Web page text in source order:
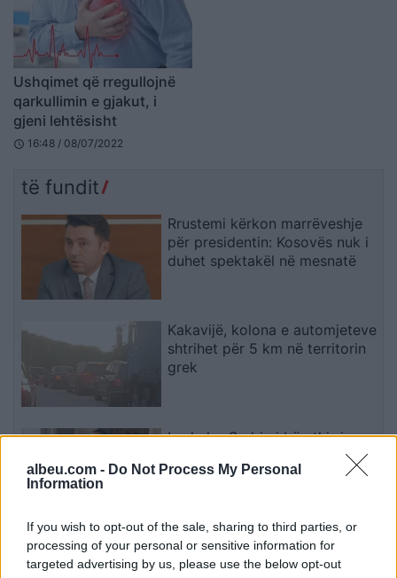
albeu.com - Do Not Process My Personal
Information
If you wish to opt-out of the sale, sharing to third parties, or
processing of your personal or sensitive information for
targeted advertising by us, please use the below opt-out
Ushqimet që rregullojnë
qarkullimin e gjakut, i
gjeni lehtësisht
schedule 16:48 / 08/07/2022
të fundit
Rrustemi kërkon marrëveshje
për presidentin: Kosovës nuk i
duhet spektakël në mesnatë
Kakavijë, kolona e automjeteve
shtrihet për 5 km në territorin
grek
Lushaku-Sadriu i bën thirrje
LVV-së: Ta konstituojmë sonte
Kuvendin
Kadrijaj: Seanca e
jashtëzakonshme mbahet